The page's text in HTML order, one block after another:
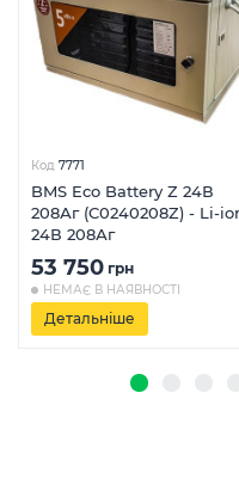
Код 7771
BMS Eco Battery Z 24В
208Аг (C0240208Z) - Li-
24В 208Аг
53 750 грн
НЕМАЄ В НАЯВНОСТІ
Детальніше